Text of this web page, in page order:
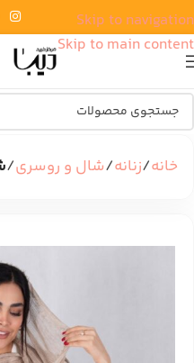
Skip to navigation
Skip to main content
خانه زنانه شال و روسری